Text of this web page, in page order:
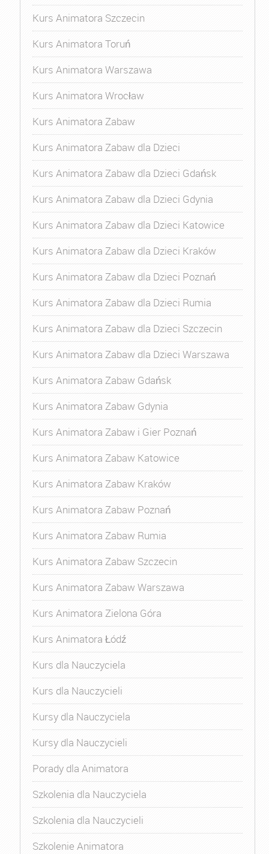
Kurs Animatora Szczecin
Kurs Animatora Toruń
Kurs Animatora Warszawa
Kurs Animatora Wrocław
Kurs Animatora Zabaw
Kurs Animatora Zabaw dla Dzieci
Kurs Animatora Zabaw dla Dzieci Gdańsk
Kurs Animatora Zabaw dla Dzieci Gdynia
Kurs Animatora Zabaw dla Dzieci Katowice
Kurs Animatora Zabaw dla Dzieci Kraków
Kurs Animatora Zabaw dla Dzieci Poznań
Kurs Animatora Zabaw dla Dzieci Rumia
Kurs Animatora Zabaw dla Dzieci Szczecin
Kurs Animatora Zabaw dla Dzieci Warszawa
Kurs Animatora Zabaw Gdańsk
Kurs Animatora Zabaw Gdynia
Kurs Animatora Zabaw i Gier Poznań
Kurs Animatora Zabaw Katowice
Kurs Animatora Zabaw Kraków
Kurs Animatora Zabaw Poznań
Kurs Animatora Zabaw Rumia
Kurs Animatora Zabaw Szczecin
Kurs Animatora Zabaw Warszawa
Kurs Animatora Zielona Góra
Kurs Animatora Łódź
Kurs dla Nauczyciela
Kurs dla Nauczycieli
Kursy dla Nauczyciela
Kursy dla Nauczycieli
Porady dla Animatora
Szkolenia dla Nauczyciela
Szkolenia dla Nauczycieli
Szkolenie Animatora